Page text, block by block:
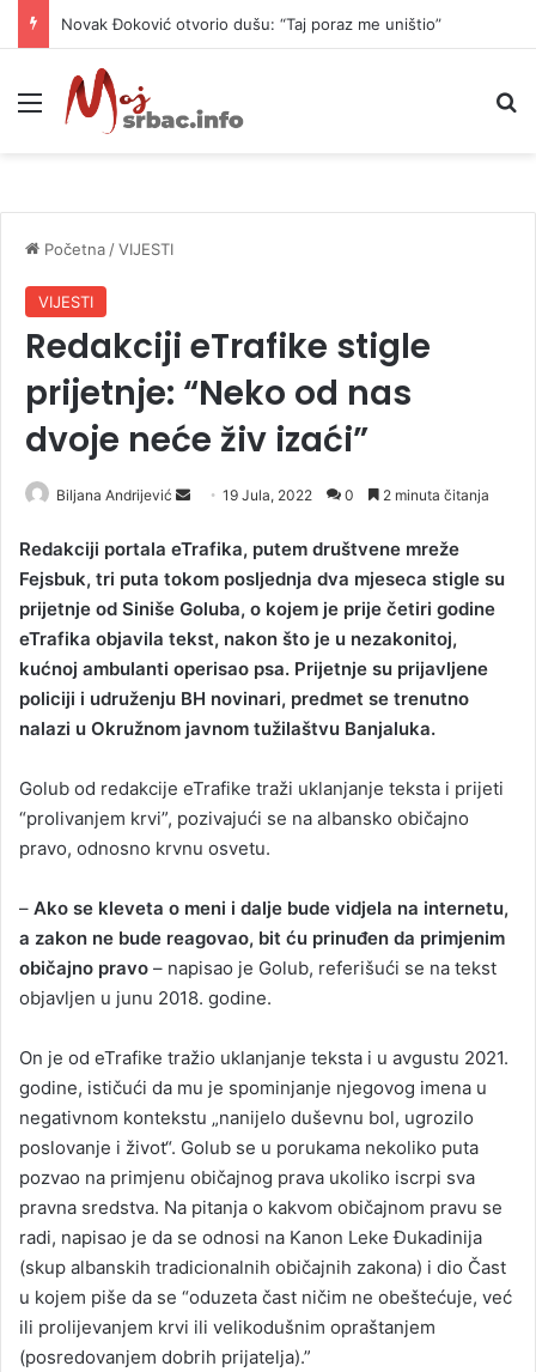
Novak Đoković otvorio dušu: “Taj poraz me uništio”
Meni
Početna /VIJESTI
VIJESTI
Redakciji eTrafike stigle
prijetnje: “Neko od nas
dvoje neće živ izaći”
Biljana Andrijević
n
d
a
n
e
m
a
l
19 Jula, 2022 0 2 minuta čitanja
Redakciji portala eTrafika, putem društvene mreže
Fejsbuk, tri puta tokom posljednja dva mjeseca stigle su
prijetnje od Siniše Goluba, o kojem je prije četiri godine
eTrafika objavila tekst, nakon što je u nezakonitoj,
kućnoj ambulanti operisao psa. Prijetnje su prijavljene
policiji i udruženju BH novinari, predmet se trenutno
nalazi u Okružnom javnom tužilaštvu Banjaluka.
Golub od redakcije eTrafike traži uklanjanje teksta i prijeti
“prolivanjem krvi”, pozivajući se na albansko običajno
pravo, odnosno krvnu osvetu.
– Ako se kleveta o meni i dalje bude vidjela na internetu,
a zakon ne bude reagovao, bit ću prinuđen da primjenim
običajno pravo – napisao je Golub, referišući se na tekst
objavljen u junu 2018. godine.
On je od eTrafike tražio uklanjanje teksta i u avgustu 2021.
godine, ističući da mu je spominjanje njegovog imena u
negativnom kontekstu „nanijelo duševnu bol, ugrozilo
poslovanje i život“. Golub se u porukama nekoliko puta
pozvao na primjenu običajnog prava ukoliko iscrpi sva
pravna sredstva. Na pitanja o kakvom običajnom pravu se
radi, napisao je da se odnosi na Kanon Leke Đukadinija
(skup albanskih tradicionalnih običajnih zakona) i dio Čast
u kojem piše da se “oduzeta čast ničim ne obeštećuje, već
ili prolijevanjem krvi ili velikodušnim opraštanjem
(posredovanjem dobrih prijatelja).”